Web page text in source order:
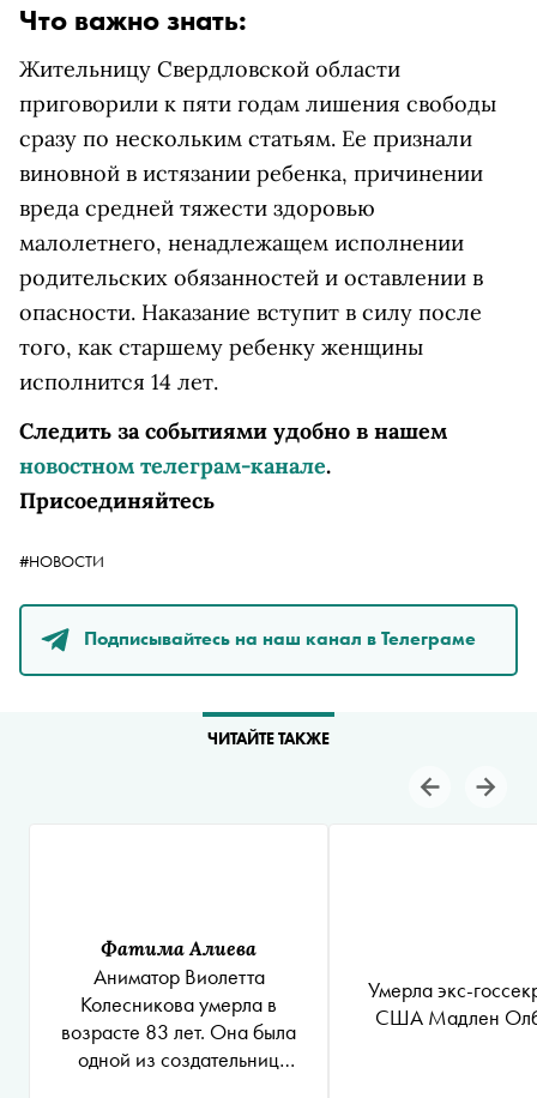
Что важно знать:
Жительницу Свердловской области
приговорили к пяти годам лишения свободы
сразу по нескольким статьям. Ее признали
виновной в истязании ребенка, причинении
вреда средней тяжести здоровью
малолетнего, ненадлежащем исполнении
родительских обязанностей и оставлении в
опасности. Наказание вступит в силу после
того, как старшему ребенку женщины
исполнится 14 лет.
Следить за событиями удобно в нашем
новостном телеграм-канале.
Присоединяйтесь
#НОВОСТИ
Подписывайтесь на наш канал в Телеграме
ЧИТАЙТЕ ТАКЖЕ
Фатима Алиева
Аниматор Виолетта
Колесникова умерла в
возрасте 83 лет. Она была
одной из создательниц
Умерла экс-
США Мадлен